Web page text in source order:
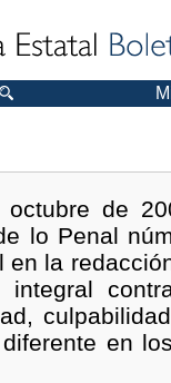
de
lo Penal
la
en